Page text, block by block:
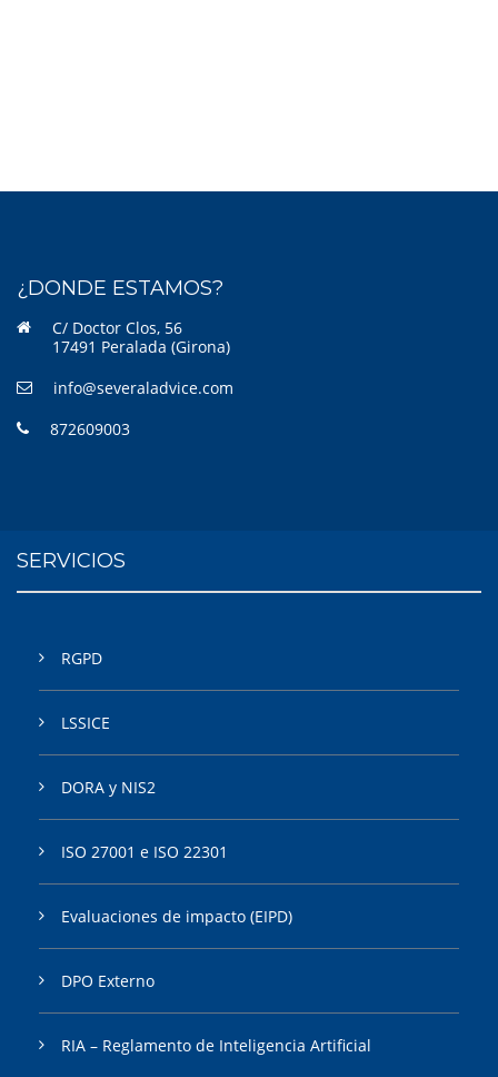
¿DONDE ESTAMOS?
C/ Doctor Clos, 56
17491 Peralada (Girona)
info@severaladvice.com
872609003
SERVICIOS
RGPD
LSSICE
DORA y NIS2
ISO 27001 e ISO 22301
Evaluaciones de impacto (EIPD)
DPO Externo
RIA – Reglamento de Inteligencia Artificial